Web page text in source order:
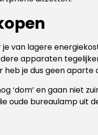
van lagere
apparaten
je dus geen aparte
‘dom’ en gaan niet
oude bureaulamp uit